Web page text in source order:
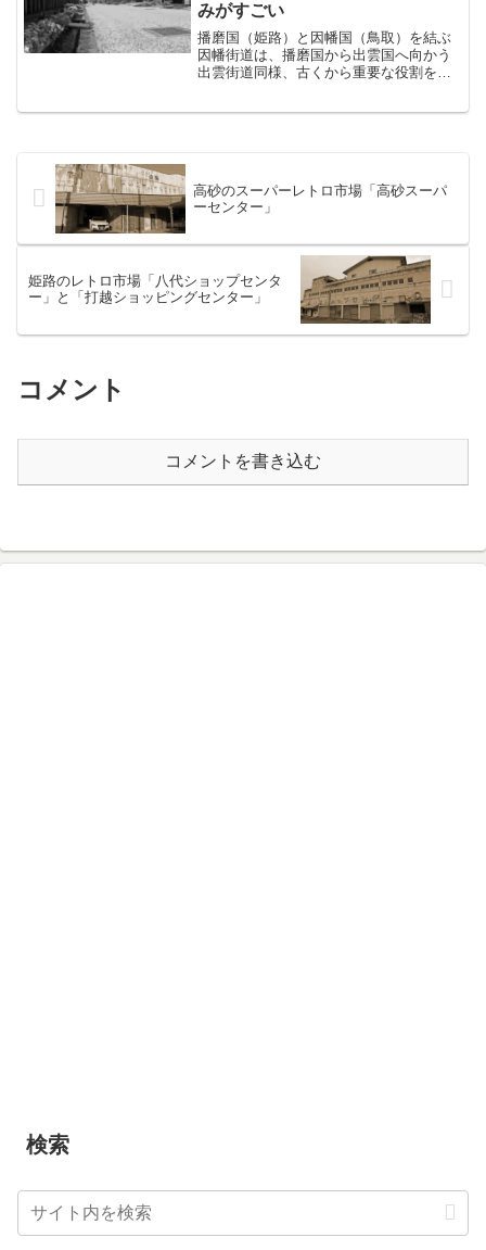
みがすごい
播磨国（姫路）と因幡国（鳥取）を結ぶ
因幡街道は、播磨国から出雲国へ向かう
出雲街道同様、古くから重要な役割を果
高砂のスーパーレトロ市場「高砂スーパ
ーセンター」
姫路のレトロ市場「八代ショップセンタ
ー」と「打越ショッピングセンター」
コメント
コメントを書き込む
検索